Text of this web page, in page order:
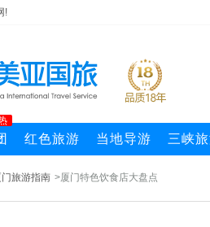
!
红色旅游 当地导游 三峡
门旅游指南 >厦门特色饮食店大盘点